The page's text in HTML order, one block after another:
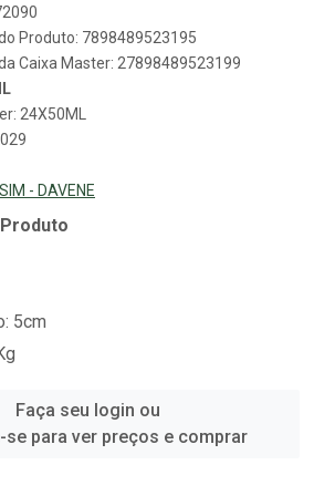
Produto: 7898489523195
Caixa Master: 27898489523199
24X50ML
- DAVENE
5cm
Faça seu login ou
se para ver preços e comprar